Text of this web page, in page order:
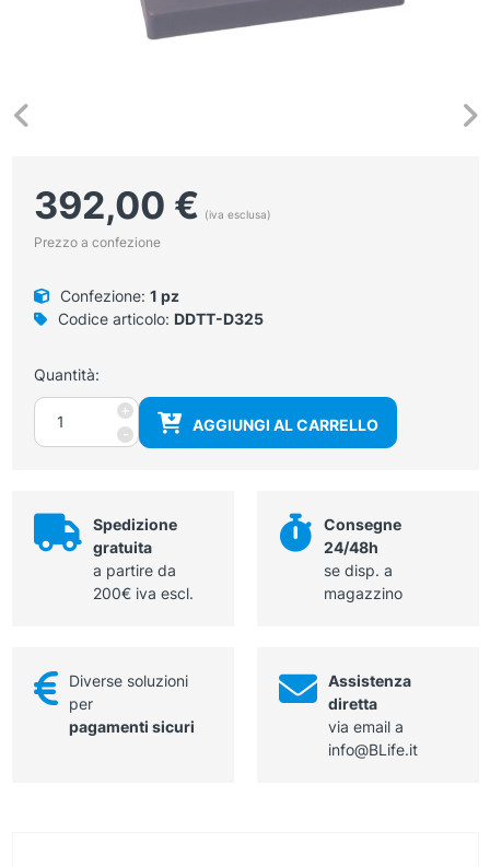
392,00 € (iva esclusa)
Prezzo a confezione
Confezione: 1 pz
Codice articolo: DDTT-D325
Quantità:
-
Mascella
umana
con
+
AGGIUNGI AL CARRELLO
Spedizione
gratuita
a partire da
200€ iva escl.
Consegne
24/48h
se disp. a
magazzino
Diverse soluzioni
per
pagamenti sicuri
Assistenza
diretta
via email a
info@BLife.it